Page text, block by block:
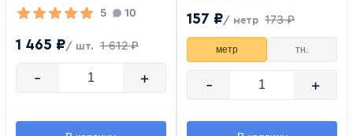
5 10
1 465 ₽/ шт. 1 612 ₽
- +
157 ₽/ метр 173 ₽
метр тн.
- +